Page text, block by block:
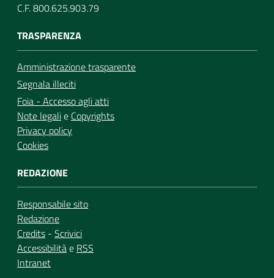
C.F. 800.625.903.79
TRASPARENZA
Amministrazione trasparente
Segnala illeciti
Foia - Accesso agli atti
Note legalie Copyrights
Privacy policy
Cookies
REDAZIONE
Responsabile sito
Redazione
Credits - Scrivici
Accessibilitàe RSS
Intranet